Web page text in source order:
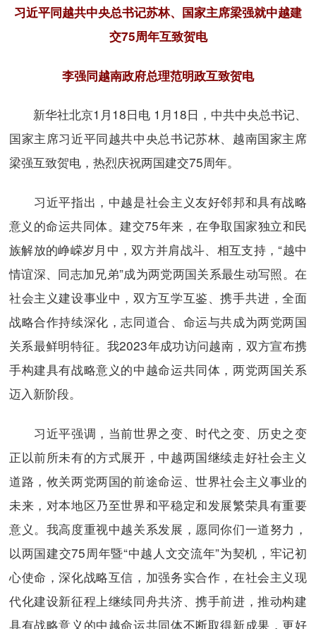
习近平同越共中央总书记苏林、国家主席梁强就中越建
交75周年互致贺电
李强同越南政府总理范明政互致贺电
新华社北京1月18日电 1月18日，中共中央总书记、
国家主席习近平同越共中央总书记苏林、越南国家主席
梁强互致贺电，热烈庆祝两国建交75周年。
习近平指出，中越是社会主义友好邻邦和具有战略
意义的命运共同体。建交75年来，在争取国家独立和民
族解放的峥嵘岁月中，双方并肩战斗、相互支持，“越中
情谊深、同志加兄弟”成为两党两国关系最生动写照。在
社会主义建设事业中，双方互学互鉴、携手共进，全面
战略合作持续深化，志同道合、命运与共成为两党两国
关系最鲜明特征。我2023年成功访问越南，双方宣布携
手构建具有战略意义的中越命运共同体，两党两国关系
迈入新阶段。
习近平强调，当前世界之变、时代之变、历史之变
正以前所未有的方式展开，中越两国继续走好社会主义
道路，攸关两党两国的前途命运、世界社会主义事业的
未来，对本地区乃至世界和平稳定和发展繁荣具有重要
意义。我高度重视中越关系发展，愿同你们一道努力，
以两国建交75周年暨“中越人文交流年”为契机，牢记初
心使命，深化战略互信，加强务实合作，在社会主义现
代化建设新征程上继续同舟共济、携手前进，推动构建
具有战略意义的中越命运共同体不断取得新成果，更好